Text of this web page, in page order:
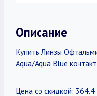
Описание
Купить Линзы
Aqua/Aqua Blue
Цена со скидкой: 364.4